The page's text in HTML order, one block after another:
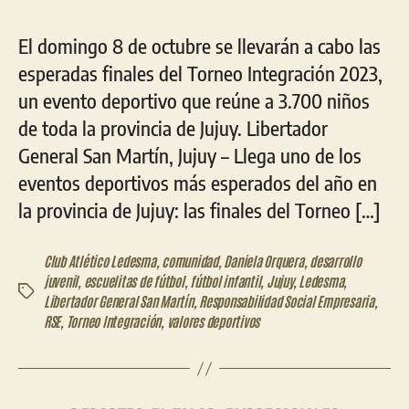
El domingo 8 de octubre se llevarán a cabo las
esperadas finales del Torneo Integración 2023,
un evento deportivo que reúne a 3.700 niños
de toda la provincia de Jujuy. Libertador
General San Martín, Jujuy – Llega uno de los
eventos deportivos más esperados del año en
la provincia de Jujuy: las finales del Torneo […]
Etiquetas
Club Atlético Ledesma, comunidad, Daniela Orquera, desarrollo
juvenil, escuelitas de fútbol, fútbol infantil, Jujuy,Ledesma,
Libertador General San Martín, Responsabilidad Social Empresaria,
RSE, Torneo Integración, valores deportivos